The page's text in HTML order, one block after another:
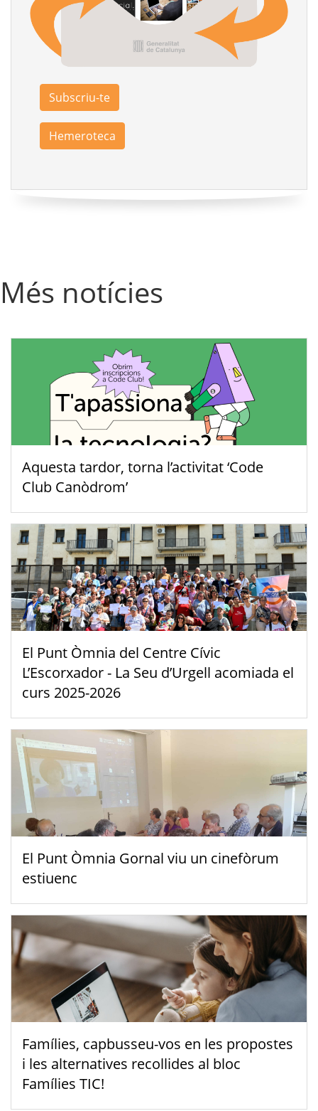
Subscriu-te
Hemeroteca
Més notícies
Aquesta tardor, torna l’activitat ‘Code
Club Canòdrom’
El Punt Òmnia del Centre Cívic
L’Escorxador - La Seu d’Urgell acomiada el
curs 2025-2026
El Punt Òmnia Gornal viu un cinefòrum
estiuenc
Famílies, capbusseu-vos en les propostes
i les alternatives recollides al bloc
Famílies TIC!